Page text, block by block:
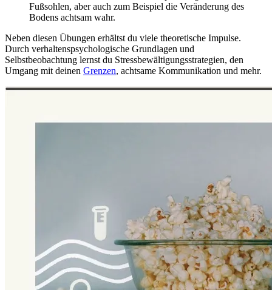
Fußsohlen, aber auch zum Beispiel die Veränderung des
Bodens achtsam wahr.
Neben diesen Übungen erhältst du viele theoretische Impulse.
Durch verhaltenspsychologische Grundlagen und
Selbstbeobachtung lernst du Stressbewältigungsstrategien, den
Umgang mit deinen Grenzen, achtsame Kommunikation und mehr.